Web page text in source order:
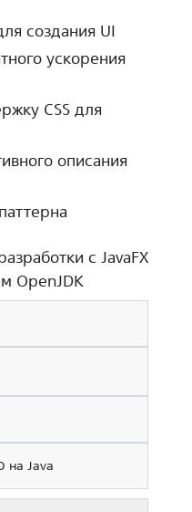
создания UI
ускорения
CSS для
описания
с JavaFX
OpenJDK
на Java